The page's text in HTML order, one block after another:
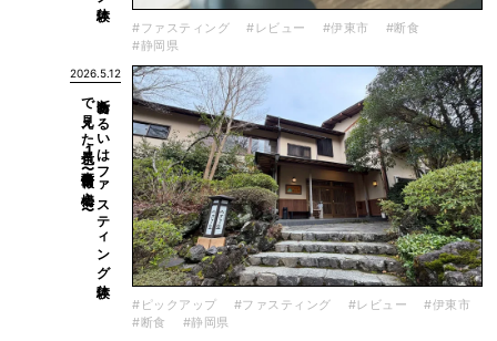
#ファスティング #レビュー #伊東市
#断食
#静岡県
2026.5.12
断食あ
る
い
は
フ
ァ
ス
テ
ィ
ン
グ
体験
で
見え
た
景色1
〜事前情報と
心構え
〜
#ピックアップ #ファスティング #レビュー
#伊東市
#断食
#静岡県